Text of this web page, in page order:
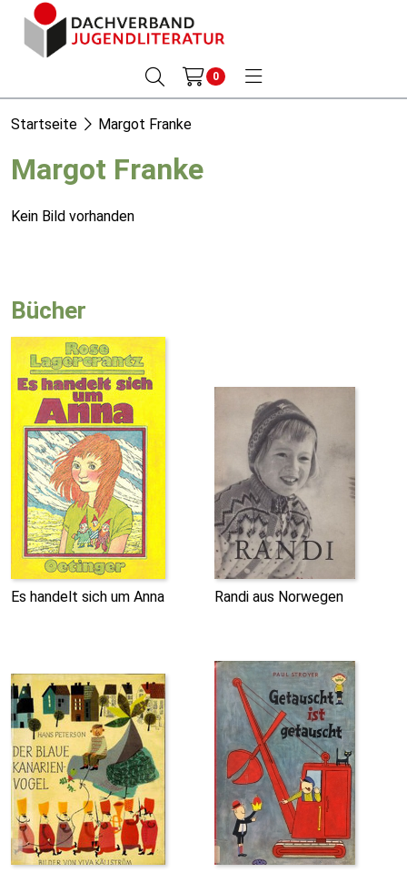
0
Startseite Margot Franke
Margot Franke
Kein Bild vorhanden
Bücher
Es handelt sich um Anna Randi aus Norwegen